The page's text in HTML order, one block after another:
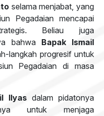
selama menjabat, yang
Pegadaian mencapai
Beliau juga
bahwa Bapak Ismail
langkah progresif untuk
Pegadaian di masa
Ilyasdalam pidatonya
untuk menjaga